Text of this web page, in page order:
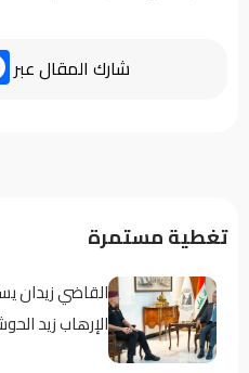
شارك المقال عبر
تغطية مستمرة
القاضي زيدان
الإرهاب زيد